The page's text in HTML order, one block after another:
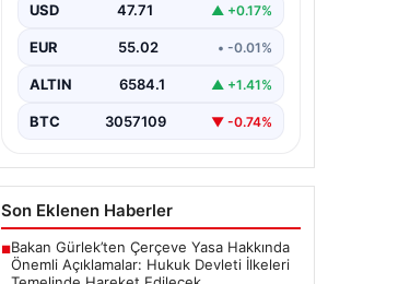
USD 47.71 ▲ +0.17%
EUR 55.02 • -0.01%
ALTIN 6584.1 ▲ +1.41%
BTC 3057109 ▼ -0.74%
Son Eklenen Haberler
■Bakan Gürlek’ten Çerçeve Yasa Hakkında
Önemli Açıklamalar: Hukuk Devleti İlkeleri